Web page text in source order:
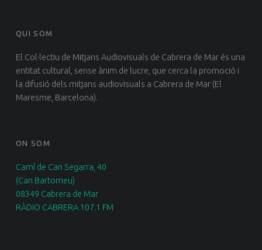
QUI SOM
El Col·lectiu de Mitjans Audiovisuals de Cabrera de Mar és una
entitat cultural, sense ànim de lucre, que cerca la promoció i
la difusió dels mitjans audiovisuals a Cabrera de Mar (El
Maresme, Barcelona).
ON SOM
Camí de Can Segarra, 40
(Can Bartomeu)
08349 Cabrera de Mar
RÀDIO CABRERA 107.1 FM